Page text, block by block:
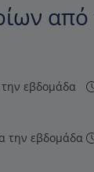
την εβδομάδα
την εβδομάδα